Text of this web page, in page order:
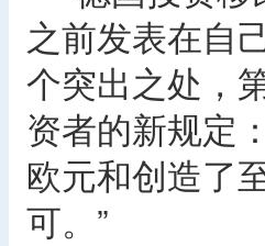
之前发表在自
个突出之处，
资者的新规定
欧元和创造了
可。”